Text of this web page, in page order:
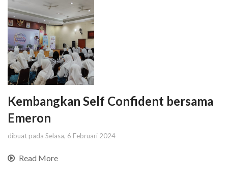
Kembangkan Self Confident bersama
Emeron
dibuat pada Selasa, 6 Februari 2024
Read More